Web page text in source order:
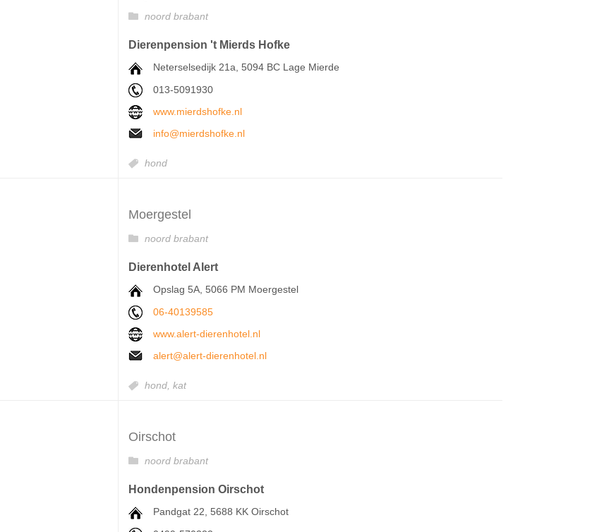
noord brabant
Dierenpension 't Mierds Hofke
Neterselsedijk 21a, 5094 BC Lage Mierde
013-5091930
www.mierdshofke.nl
info@mierdshofke.nl
hond
Moergestel
noord brabant
Dierenhotel Alert
Opslag 5A, 5066 PM Moergestel
06-40139585
www.alert-dierenhotel.nl
alert@alert-dierenhotel.nl
hond, kat
Oirschot
noord brabant
Hondenpension Oirschot
Pandgat 22, 5688 KK Oirschot